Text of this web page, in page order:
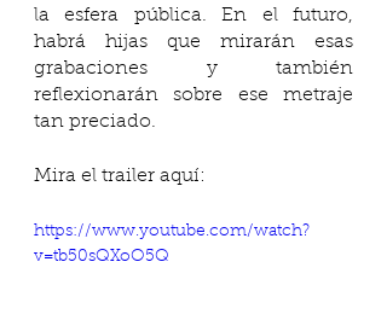
la esfera pública. En el futuro,
habrá hijas que mirarán esas
grabaciones y también
reflexionarán sobre ese metraje
tan preciado.
Mira el trailer aquí:
https://www.youtube.com/watch?
v=tb50sQXoO5Q